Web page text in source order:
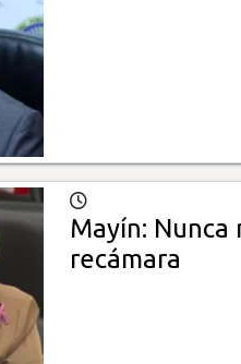
Mayín:
recámara